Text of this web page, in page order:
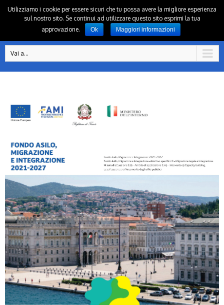
Vai a...
Utilizziamo i cookie per essere sicuri che tu possa avere la migliore esperienza
sul nostro sito. Se continui ad utilizzare questo sito esprimi la tua
approvazione.
Ok Maggiori informazioni